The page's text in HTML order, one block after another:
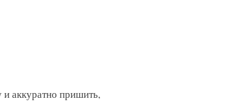
аккуратно пришить,